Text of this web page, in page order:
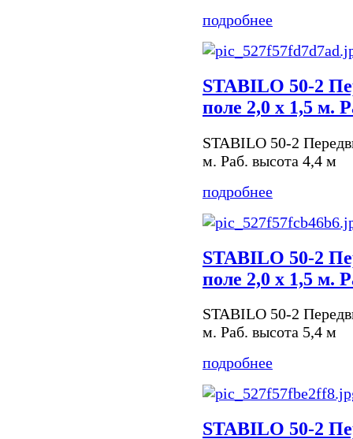
подробнее
STABILO 50-2
поле 2,0 х 1,5 м.
STABILO 50-2
м. Раб. высота 4,4 м
подробнее
STABILO 50-2
поле 2,0 х 1,5 м.
STABILO 50-2
м. Раб. высота 5,4 м
подробнее
STABILO 50-2